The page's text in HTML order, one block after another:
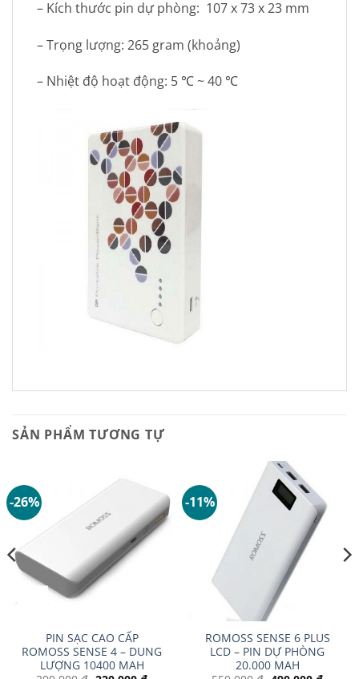
– Kích thước pin dự phòng: 107 x 73 x 23 mm
– Trọng lượng: 265 gram (khoảng)
– Nhiệt độ hoạt động: 5 ℃ ~ 40 ℃
SẢN PHẨM TƯƠNG TỰ
-26%
PIN SẠC CAO CẤP
ROMOSS SENSE 4 – DUNG
LƯỢNG 10400 MAH
-11%
ROMOSS SENSE 6 PLUS
LCD – PIN DỰ PHÒNG
20.000 MAH